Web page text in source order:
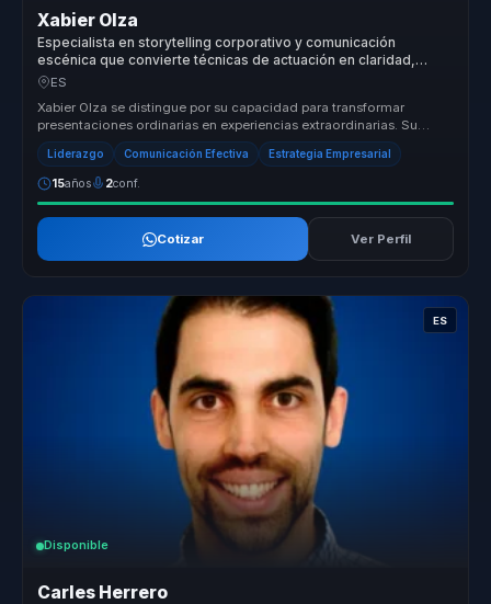
Xabier Olza
Especialista en storytelling corporativo y comunicación
escénica que convierte técnicas de actuación en claridad,
presencia e influencia para líderes.
ES
Xabier Olza se distingue por su capacidad para transformar
presentaciones ordinarias en experiencias extraordinarias. Su
enfoque único, b...
Liderazgo Comunicación Efectiva Estrategia Empresarial
15años 2conf.
Cotizar Ver Perfil
ES
Disponible
Carles Herrero